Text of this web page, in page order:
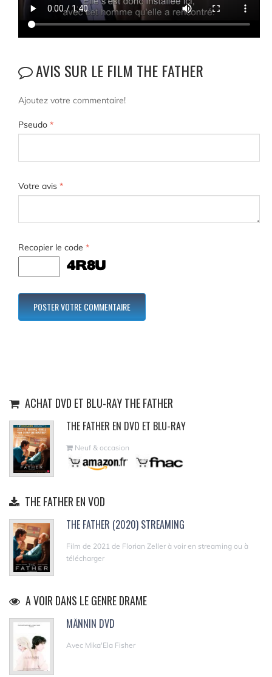
AVIS SUR LE FILM THE FATHER
Ajoutez votre commentaire!
Pseudo *
Votre avis *
Recopier le code *
ACHAT DVD ET BLU-RAY THE FATHER
THE FATHER EN DVD ET BLU-RAY
Neuf & occasion
THE FATHER EN VOD
THE FATHER (2020) STREAMING
Film de 2021 de Florian Zeller à voir en streaming ou à
télécharger
A VOIR DANS LE GENRE DRAME
MÄNNIN DVD
Avec Mika'Ela Fisher